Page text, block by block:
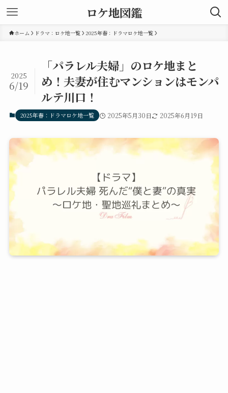
ロケ地図鑑
ホーム ドラマ：ロケ地一覧 2025年春：ドラマロケ地一覧
「パラレル夫婦」のロケ地まと
め！夫妻が住むマンションはモンパ
ルテ川口！
2025
6/19
2025年春：ドラマロケ地一覧 2025年5月30日 2025年6月19日